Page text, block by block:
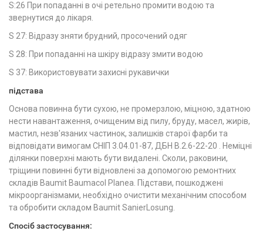
S:26 При попаданні в очі ретельно промити водою та
звернутися до лікаря.
S 27: Відразу зняти брудний, просочений одяг
S 28: При попаданні на шкіру відразу змити водою
S 37: Використовувати захисні рукавички
підстава
Основа повинна бути сухою, не промерзлою, міцною, здатною
нести навантаження, очищеним від пилу, бруду, масел, жирів,
мастил, незв'язаних частинок, залишків старої фарби та
відповідати вимогам СНІП 3.04.01-87, ДБН В.2.6-22-20 . Неміцні
ділянки поверхні мають бути видалені. Сколи, раковини,
тріщини повинні бути відновлені за допомогою ремонтних
складів Baumit Baumacol Planea. Підстави, пошкоджені
мікроорганізмами, необхідно очистити механічним способом
та обробити складом Baumit SanierLosung.
Спосіб застосування: